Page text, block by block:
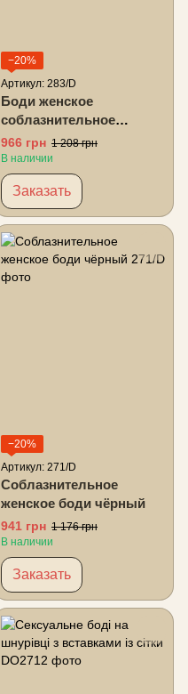
−20%
Артикул: 283/D
Боди женское
соблазнительное
кружевное чёрный
966 грн 1 208 грн
В наличии
Заказать
−20%
Артикул: 271/D
Соблазнительное
женское боди чёрный
941 грн 1 176 грн
В наличии
Заказать